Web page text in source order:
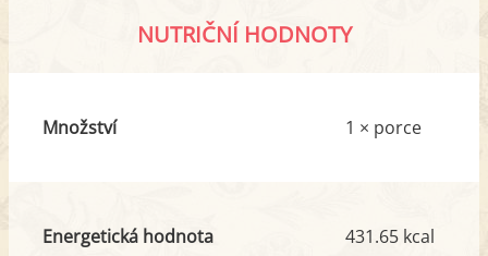
NUTRIČNÍ HODNOTY
Množství 1 × porce
Energetická hodnota 431.65 kcal